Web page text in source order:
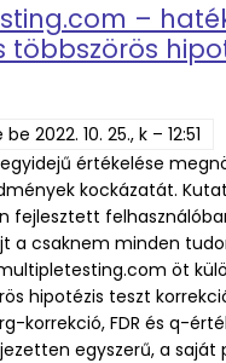
–
be 2022. 10. 25., k – 12:51
értékelése
kockázatát.
fejlesztett
a csaknem minden
öt
hipotézis teszt
korrekció, FDR és q-
egyszerű, a saját